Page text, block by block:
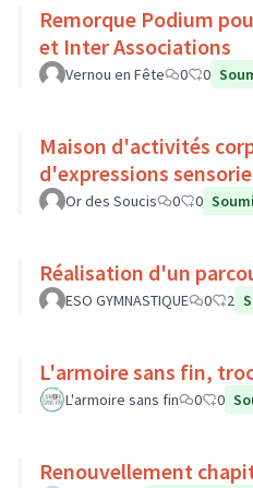
Remorque Podium
et Inter Associations
Vernou en Fête 0 0
Maison d'activités
d'expressions
Or des Soucis 0 0
Réalisation d'un
ESO GYMNASTIQUE 0 2
L'armoire sans fin,
L'armoire sans fin 0 0
Renouvellement